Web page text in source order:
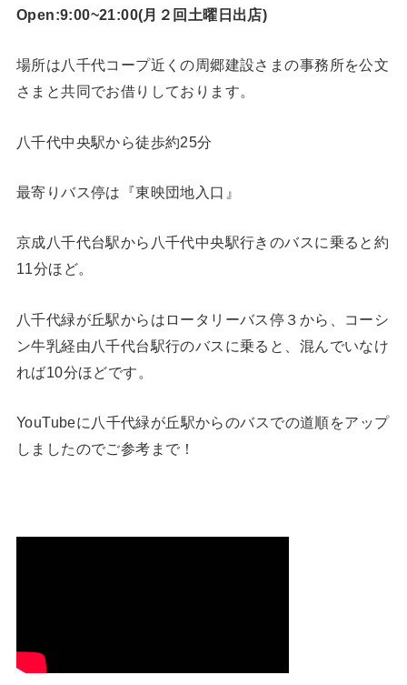
Open:9:00~21:00(月２回 土曜日出店)
場所は八千代コープ近くの周郷建設さまの事務所を公文
さまと共同でお借りしております。
八千代中央駅から徒歩約25分
最寄りバス停は『東映団地入口』
京成八千代台駅から八千代中央駅行きのバスに乗ると約
11分ほど。
八千代緑が丘駅からはロータリーバス停３から、コーシ
ン牛乳経由八千代台駅行のバスに乗ると、混んでいなけ
れば10分ほどです。
YouTubeに八千代緑が丘駅からのバスでの道順をアップ
しましたのでご参考まで！